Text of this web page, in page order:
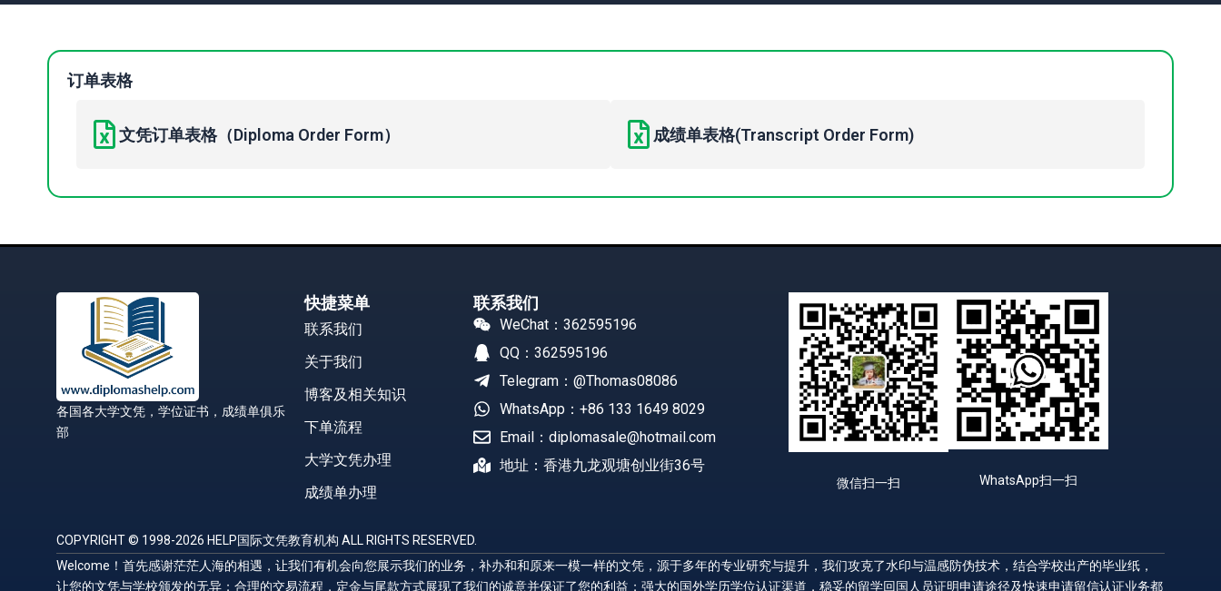
订单表格
文凭订单表格（Diploma Order Form） 成绩单表格(Transcript Order Form)
各国各大学文凭，学位证书，成绩单俱乐
部
快捷菜单
联系我们
关于我们
博客及相关知识
下单流程
大学文凭办理
成绩单办理
联系我们
WeChat：362595196
QQ：362595196
Telegram：@Thomas08086
WhatsApp：+86 133 1649 8029
Email：diplomasale@hotmail.com
地址：香港九龙观塘创业街36号
微信扫一扫 WhatsApp扫一扫
COPYRIGHT © 1998-2026 HELP国际文凭教育机构 ALL RIGHTS RESERVED.
Welcome！首先感谢茫茫人海的相遇，让我们有机会向您展示我们的业务，补办和和原来一模一样的文凭，源于多年的专业研究与提升，我们攻克了水印与温感防伪技术，结合学校出产的毕业纸，
让您的文凭与学校颁发的无异；合理的交易流程，定金与尾款方式展现了我们的诚意并保证了您的利益；强大的国外学历学位认证渠道，稳妥的留学回国人员证明申请途径及快速申请留信认证业务都